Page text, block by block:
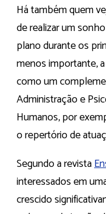
Há também quem
de realizar um
plano durante os
menos importante,
como um
Administração e
Humanos, por
o repertório de
Segundo a revista
interessados em
crescido